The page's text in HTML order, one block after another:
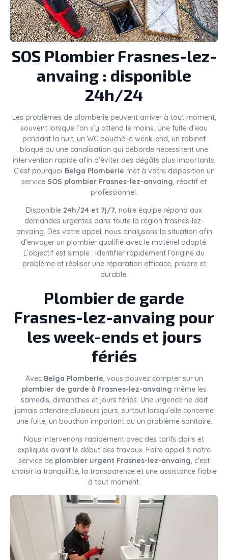
SOS Plombier Frasnes-lez-
anvaing : disponible
24h/24
Les problèmes de plomberie peuvent arriver à tout moment,
souvent lorsque l’on s’y attend le moins. Une fuite d’eau
pendant la nuit, un WC bouché le week-end, un robinet
bloqué ou une canalisation qui déborde nécessitent une
intervention rapide afin d’éviter des dégâts plus importants.
C’est pourquoi Belga Plomberie met à votre disposition un
service SOS plombier Frasnes-lez-anvaing, réactif et
professionnel.
Disponible 24h/24 et 7j/7, notre équipe répond aux
demandes urgentes dans toute la région frasnes-lez-
anvaing. Dès votre appel, nous analysons la situation afin
d’envoyer un plombier qualifié avec le matériel adapté.
L’objectif est simple : identifier rapidement l’origine du
problème et réaliser une réparation efficace, propre et
durable.
Plombier de garde
Frasnes-lez-anvaing pour
les week-ends et jours
fériés
Avec Belga Plomberie, vous pouvez compter sur un
plombier de garde à Frasnes-lez-anvaing même les
samedis, dimanches et jours fériés. Une urgence ne doit
jamais attendre plusieurs jours, surtout lorsqu’elle concerne
une fuite, un bouchon important ou un problème sanitaire.
Nous intervenons rapidement avec des tarifs clairs et
expliqués avant le début des travaux. Faire appel à notre
service de plombier urgent Frasnes-lez-anvaing, c’est
choisir la tranquillité, la transparence et une assistance fiable
à tout moment.